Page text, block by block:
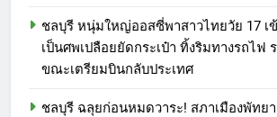
ชลบุรี หนุ่มใหญ่ออสซี่พาสาวไทยวัย 17
เป็นศพเปลือยยัดกระเป๋า ทิ้งริมทางรถไฟ
ขณะเตรียมบินกลับประเทศ
ชลบุรี ฉลุยก่อนหมดวาระ! สภาเมืองพัทย